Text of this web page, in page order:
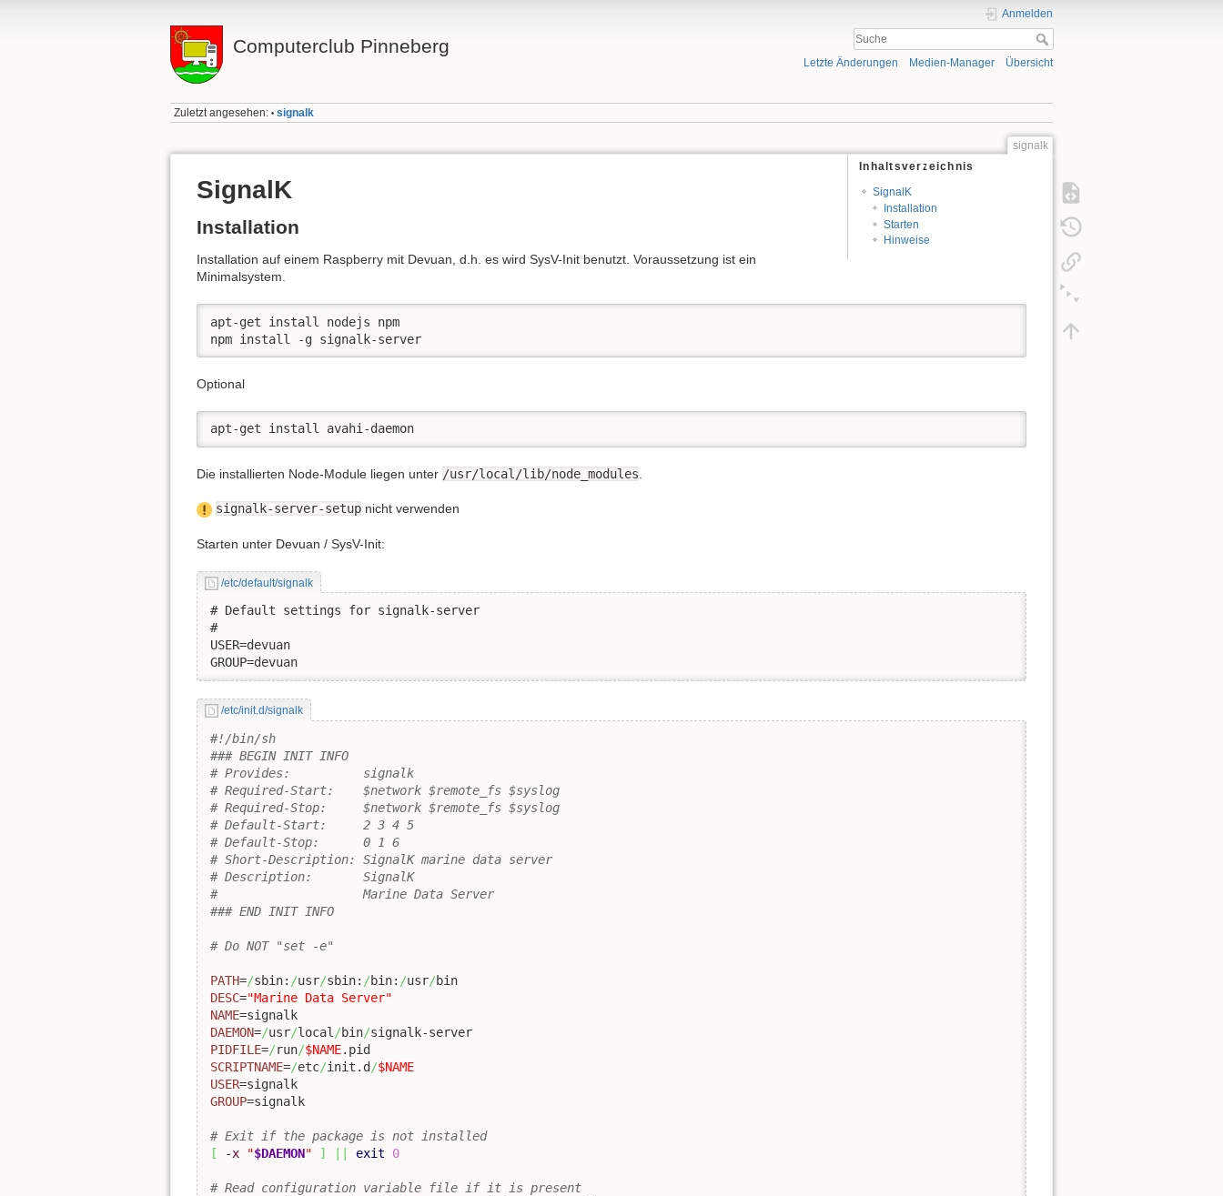
Computerclub Pinneberg
Anmelden
Letzte Änderungen Medien-Manager Übersicht
Zuletzt angesehen: • signalk
signalk
Inhaltsverzeichnis
SignalK
Installation
Starten
Hinweise
SignalK
Installation
Installation auf einem Raspberry mit Devuan, d.h. es wird SysV-Init benutzt. Voraussetzung ist ein
Minimalsystem.
apt-get install nodejs npm
npm install -g signalk-server
Optional
apt-get install avahi-daemon
Die installierten Node-Module liegen unter /usr/local/lib/node_modules
signalk-server-setupnicht verwenden
Starten unter Devuan / SysV-Init:
/etc/default/signalk
# Default settings for signalk-server
#
USER=devuan
GROUP=devuan
/etc/init.d/signalk
#!/bin/sh
### BEGIN INIT INFO
# Provides:          signalk
# Required-Start:    $network $remote_fs $syslog
# Required-Stop:     $network $remote_fs $syslog
# Default-Start:     2 3 4 5
# Default-Stop:      0 1 6
# Short-Description: SignalK marine data server
# Description:       SignalK
#                    Marine Data Server
### END INIT INFO
# Do NOT "set -e"
PATH=/sbin: /usr/sbin: /bin: /usr/
DESC="Marine Data Server"
NAME
DAEMON=/usr/local /bin/
PIDFILE=/run/$NAME
SCRIPTNAME=/etc/init.d /$NAME
USER
GROUP=signalk
# Exit if the package is not installed
[
-x "$DAEMON" ] exit 0
# Read configuration variable file if it is present